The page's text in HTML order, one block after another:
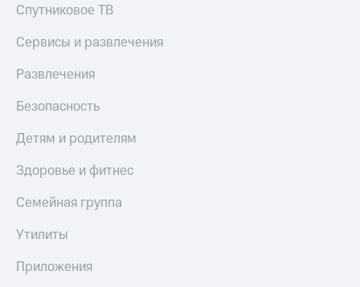
Спутниковое ТВ
Сервисы и развлечения
Развлечения
Безопасность
Детям и родителям
Здоровье и фитнес
Семейная группа
Утилиты
Приложения